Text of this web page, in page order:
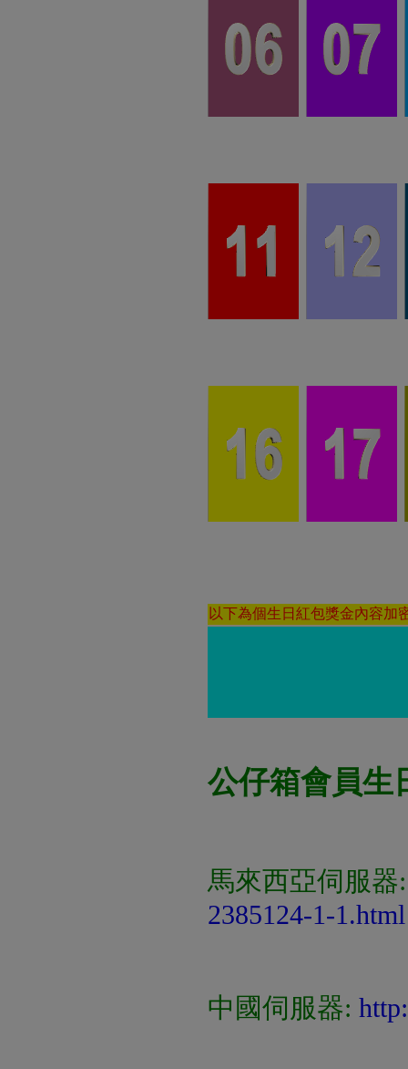
以下為個生日紅包獎金內容加
公仔箱會員生
馬來西亞伺服
2385124-1-1.html
中國伺服器: